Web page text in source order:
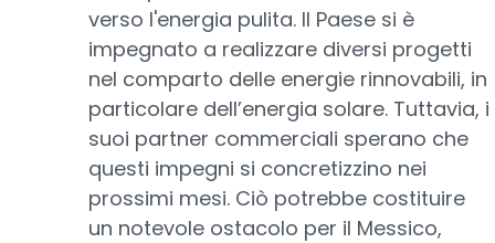
verso l'energia pulita. Il Paese si è
impegnato a realizzare diversi progetti
nel comparto delle energie rinnovabili, in
particolare dell’energia solare. Tuttavia, i
suoi partner commerciali sperano che
questi impegni si concretizzino nei
prossimi mesi. Ciò potrebbe costituire
un notevole ostacolo per il Messico,